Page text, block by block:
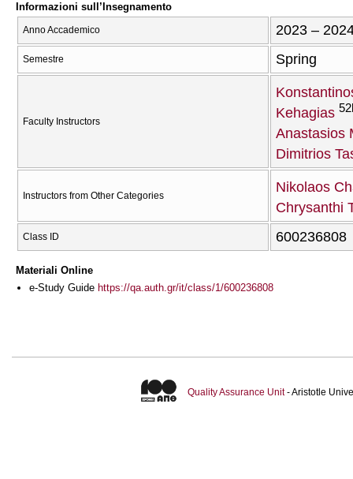
Informazioni sull’Insegnamento
Anno Accademico 2023 –
Semestre Spring
Faculty Instructors
Kehagias
Anastasios
Dimitrios
Instructors from Other Categories
Nikolaos
Chrysanthi
Class ID 600236808
Materiali Online
e-Study Guide https://qa.auth.gr/it/class/1/600236808
Quality Assurance Unit- Aristotle